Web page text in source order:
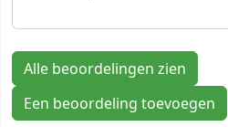
Alle beoordelingen zien
Een beoordeling toevoegen